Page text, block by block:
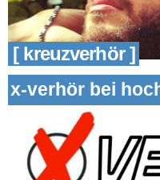
[ kreuzverhör ]
x-verhör bei